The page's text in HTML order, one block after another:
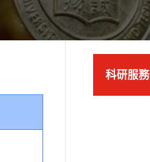
科研服務